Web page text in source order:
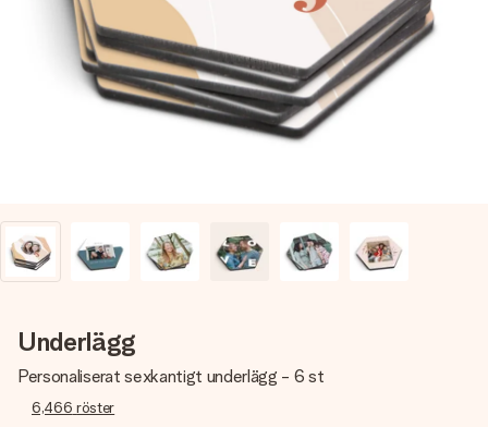
Skapa något unikt med bara några få steg – med hennes
namn, ditt foto eller ett meddelande som verkligen berör
hennes hjärta. Inget krångel, bara med all kärlek för stunden.
Underlägg
Personaliserat sexkantigt underlägg - 6 st
6,466 röster